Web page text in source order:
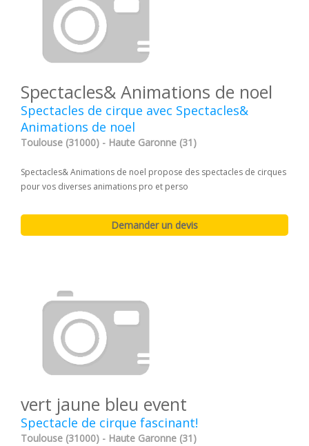
Spectacles& Animations de noel
Spectacles de cirque avec Spectacles&
Animations de noel
Toulouse (31000) - Haute Garonne (31)
Spectacles& Animations de noel propose des spectacles de cirques
pour vos diverses animations pro et perso
vert jaune bleu event
Spectacle de cirque fascinant!
Toulouse (31000) - Haute Garonne (31)